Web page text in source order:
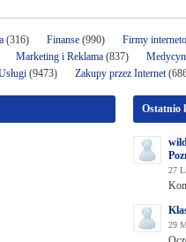
(316) Finanse (990) Firmy
Marketing i Reklama (837)
(9473) Zakupy przez Internet
Ostatnio
27
29